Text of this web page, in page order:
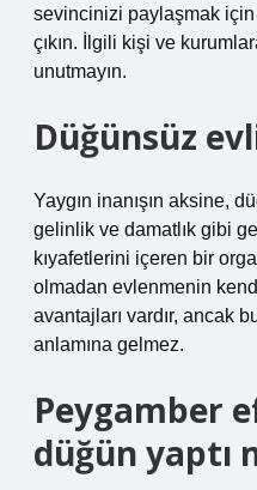
sevincinizi paylaşmak
çıkın. İlgili kişi ve
unutmayın.
Düğünsüz
Yaygın inanışın aksine,
gelinlik ve damatlık gibi
kıyafetlerini içeren bir
olmadan evlenmenin
avantajları vardır, ancak
anlamına gelmez.
Peygamber
düğün yaptı